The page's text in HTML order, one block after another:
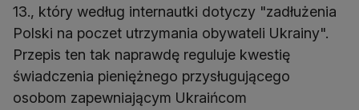
13., który według internautki dotyczy "zadłużenia
Polski na poczet utrzymania obywateli Ukrainy".
Przepis ten tak naprawdę reguluje kwestię
świadczenia pieniężnego przysługującego
osobom zapewniającym Ukraińcom